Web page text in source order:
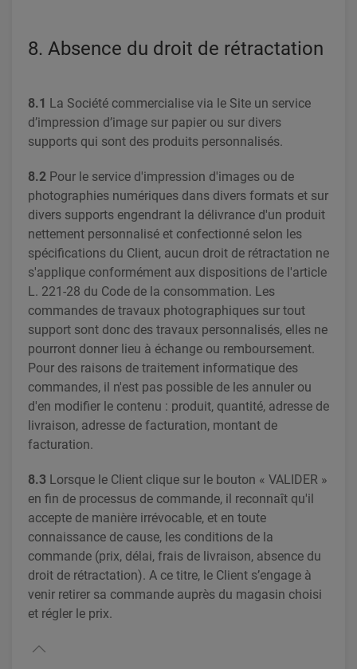
8. Absence du droit de rétractation
8.1 La Société commercialise via le Site un service
d’impression d’image sur papier ou sur divers
supports qui sont des produits personnalisés.
8.2 Pour le service d'impression d'images ou de
photographies numériques dans divers formats et sur
divers supports engendrant la délivrance d'un produit
nettement personnalisé et confectionné selon les
spécifications du Client, aucun droit de rétractation ne
s'applique conformément aux dispositions de l'article
L. 221-28 du Code de la consommation. Les
commandes de travaux photographiques sur tout
support sont donc des travaux personnalisés, elles ne
pourront donner lieu à échange ou remboursement.
Pour des raisons de traitement informatique des
commandes, il n'est pas possible de les annuler ou
d'en modifier le contenu : produit, quantité, adresse de
livraison, adresse de facturation, montant de
facturation.
8.3 Lorsque le Client clique sur le bouton « VALIDER »
en fin de processus de commande, il reconnaît qu'il
accepte de manière irrévocable, et en toute
connaissance de cause, les conditions de la
commande (prix, délai, frais de livraison, absence du
droit de rétractation). A ce titre, le Client s’engage à
venir retirer sa commande auprès du magasin choisi
et régler le prix.